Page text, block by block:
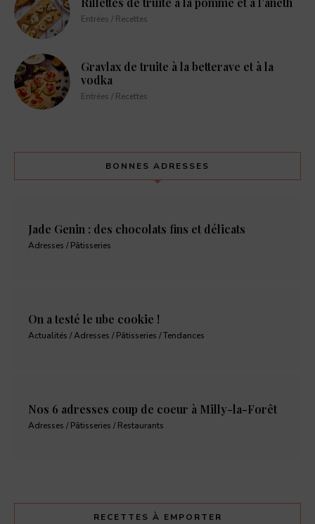
Entrées / Recettes
Gravlax de truite à la betterave et à la
vodka
Entrées / Recettes
BONNES ADRESSES
Jade Genin : des chocolats fins et délicats
Adresses / Pâtisseries
On a testé le ube cookie !
Actualités / Adresses / Pâtisseries / Tendances
Nos 6 adresses coup de coeur à Milly-la-Forêt
Adresses / Pâtisseries / Restaurants
RECETTES À EMPORTER